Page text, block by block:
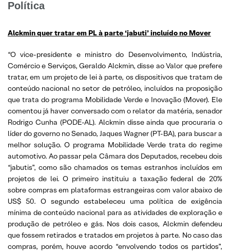
Política
Alckmin quer tratar em PL à parte ‘jabuti’ incluído no Mover
“O vice-presidente e ministro do Desenvolvimento, Indústria,
Comércio e Serviços, Geraldo Alckmin, disse ao Valor que prefere
tratar, em um projeto de lei à parte, os dispositivos que tratam de
conteúdo nacional no setor de petróleo, incluídos na proposição
que trata do programa Mobilidade Verde e Inovação (Mover). Ele
comentou já haver conversado com o relator da matéria, senador
Rodrigo Cunha (PODE-AL). Alckmin disse ainda que procuraria o
líder do governo no Senado, Jaques Wagner (PT-BA), para buscar a
melhor solução. O programa Mobilidade Verde trata do regime
automotivo. Ao passar pela Câmara dos Deputados, recebeu dois
“jabutis”, como são chamados os temas estranhos incluídos em
projetos de lei. O primeiro instituiu a taxação federal de 20%
sobre compras em plataformas estrangeiras com valor abaixo de
US$ 50. O segundo estabeleceu uma política de exigência
mínima de conteúdo nacional para as atividades de exploração e
produção de petróleo e gás. Nos dois casos, Alckmin defendeu
que fossem retirados e tratados em projetos à parte. No caso das
compras, porém, houve acordo “envolvendo todos os partidos”,